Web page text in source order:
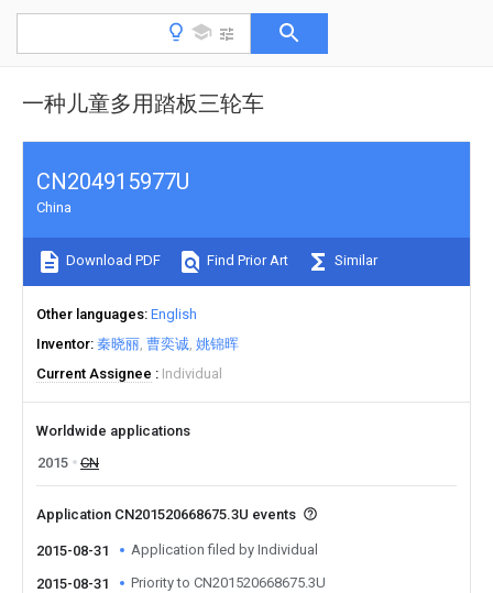
一种儿童多用踏板三轮车
CN204915977U
China
Download PDF Find Prior Art Similar
Other languages English
Inventor 秦晓丽 曹奕诚 姚锦晖
Current Assignee
Individual
Worldwide applications
2015
CN
Application CN201520668675.3U events
2015-08-31 Application filed by Individual
2015-08-31 Priority to CN201520668675.3U